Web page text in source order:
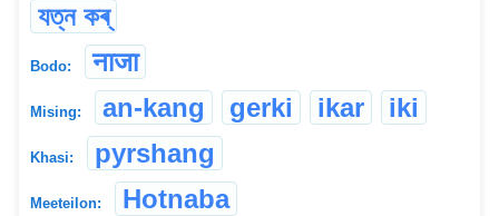
যত্ন কৰ্
Bodo: नाजा
Mising: an-kang gerki ikar iki
Khasi: pyrshang
Meeteilon: Hotnaba